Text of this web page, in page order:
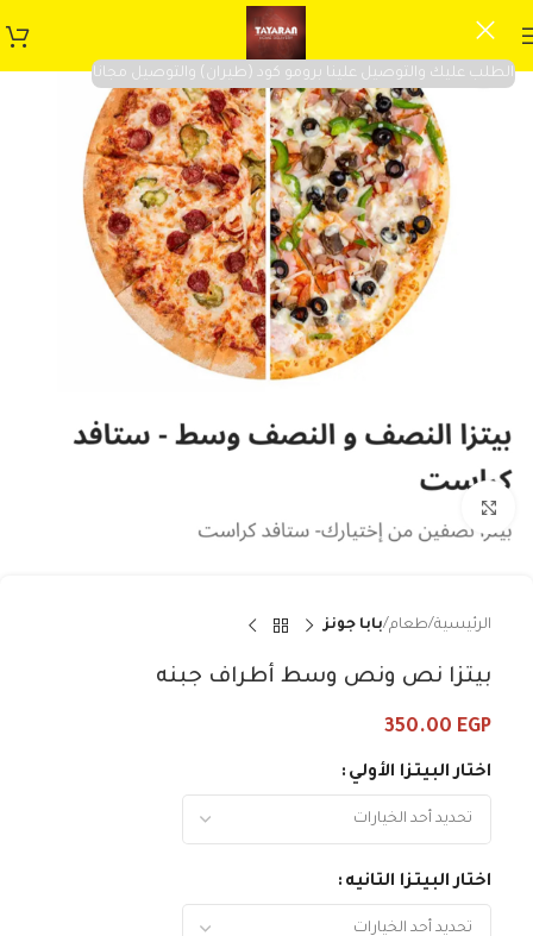
الطلب عليك والتوصيل علينا برومو كود (طيران) والتوصيل مجانا
الرئيسية طعام بابا جونز
بيتزا نص ونص وسط أطراف جبنه
350.00 EGP
اختار البيتزا الأولي
اختار البيتزا التانيه